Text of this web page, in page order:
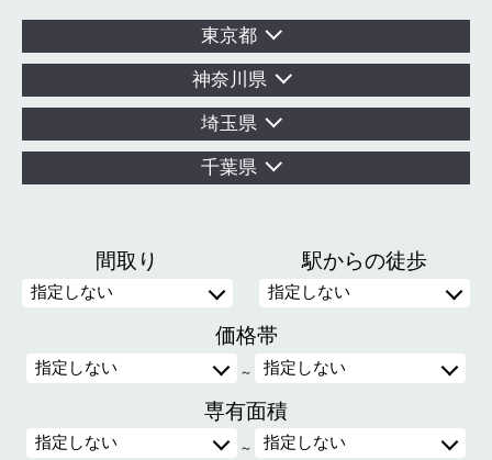
東京都
神奈川県
埼玉県
千葉県
間取り 駅からの徒歩
価格帯
～
専有面積
～